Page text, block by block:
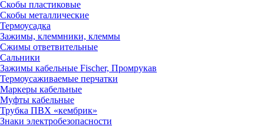
Скобы пластиковые
Скобы металлические
Термоусадка
Зажимы, клеммники, клеммы
Сжимы ответвительные
Сальники
Зажимы кабельные Fischer, Промрукав
Термоусаживаемые перчатки
Маркеры кабельные
Муфты кабельные
Трубка ПВХ «кембрик»
Знаки электробезопасности